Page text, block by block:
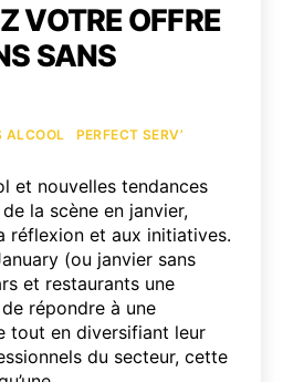
VOTRE OFFRE
SANS
ALCOOL PERFECT SERV’
et nouvelles tendances
la scène en janvier,
réflexion et aux initiatives.
(ou janvier sans
et restaurants une
répondre à une
tout en diversifiant leur
du secteur, cette